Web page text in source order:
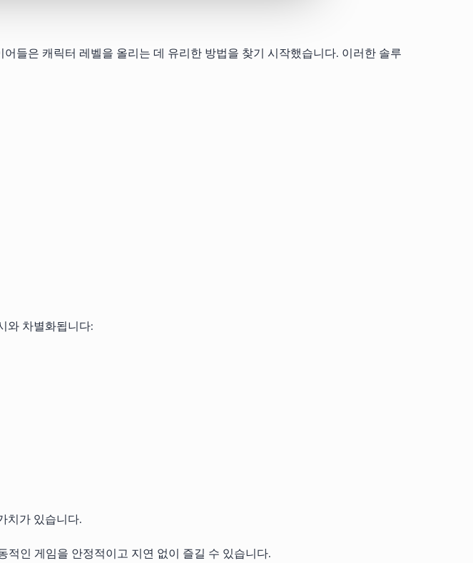
들은 캐릭터 레벨을 올리는 데 유리한 방법을 찾기 시작했습니다. 이러한 솔루
와 차별화됩니다:
치가 있습니다.
인 게임을 안정적이고 지연 없이 즐길 수 있습니다.